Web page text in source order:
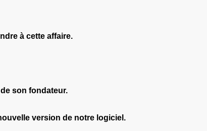
à cette affaire.
son fondateur.
version de notre logiciel.